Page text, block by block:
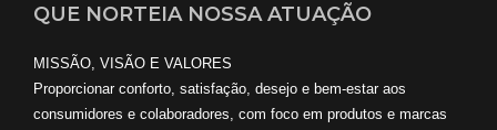
QUE NORTEIA NOSSA ATUAÇÃO
MISSÃO, VISÃO E VALORES
Proporcionar conforto, satisfação, desejo e bem-estar aos
consumidores e colaboradores, com foco em produtos e marcas